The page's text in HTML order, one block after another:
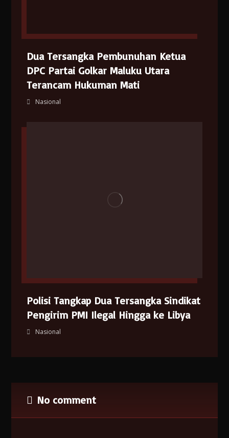
Dua Tersangka Pembunuhan Ketua
DPC Partai Golkar Maluku Utara
Terancam Hukuman Mati
Nasional
Polisi Tangkap Dua Tersangka Sindikat
Pengirim PMI Ilegal Hingga ke Libya
Nasional
No comment